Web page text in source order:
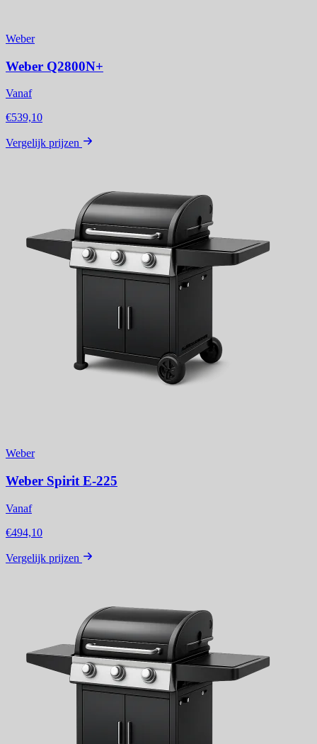
Weber
Weber Q2800N+
Vanaf
€539,10
Vergelijk prijzen
Weber
Weber Spirit E-225
Vanaf
€494,10
Vergelijk prijzen